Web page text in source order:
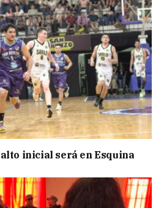
inicial será en Esquina